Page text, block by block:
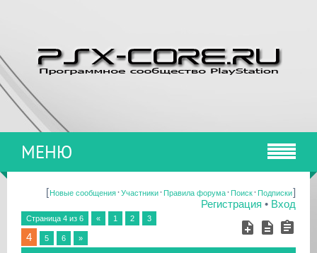
МЕНЮ
[Новые сообщения·Участники·Правила форума·Поиск·Подписки]
Регистрация • Вход
Страница 4 из 6 « 1 2 3
4 5 6 »